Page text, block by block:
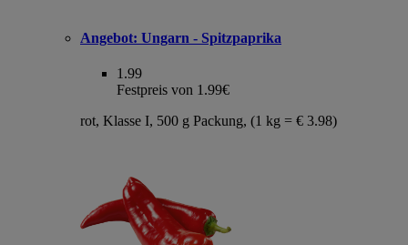
Angebot: Ungarn - Spitzpaprika
1.99
Festpreis von 1.99€
rot, Klasse I, 500 g Packung, (1 kg = € 3.98)